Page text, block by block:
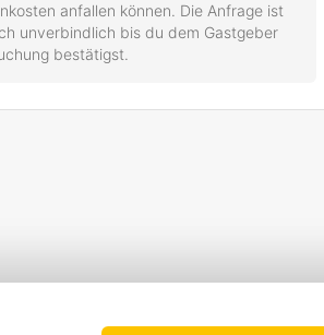
anfallen können. Die Anfrage ist
unverbindlich bis du dem Gastgeber
bestätigst.